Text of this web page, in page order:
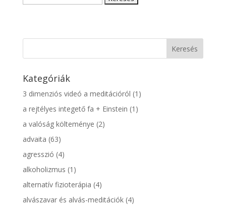
magyar)
Kategóriák
3 dimenziós videó a meditációról (1)
a rejtélyes integető fa + Einstein (1)
a valóság költeménye (2)
advaita (63)
agresszió (4)
alkoholizmus (1)
alternatív fizioterápia (4)
alvászavar és alvás-meditációk(4)